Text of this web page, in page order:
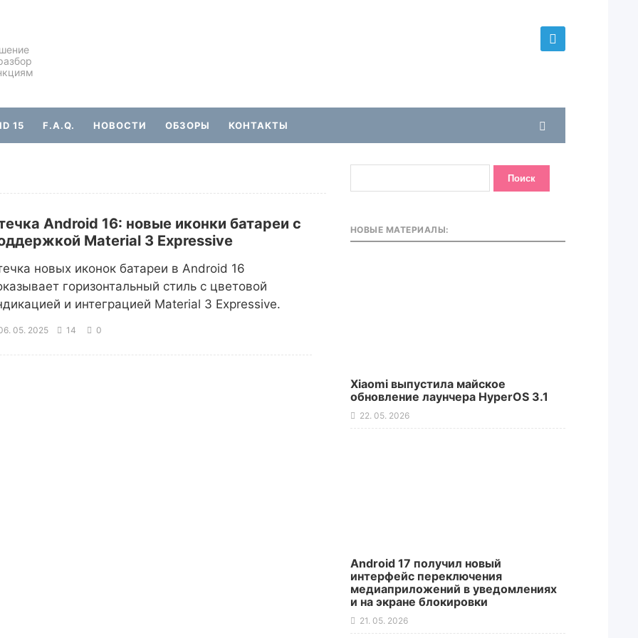
15 F.A.Q. НОВОСТИ ОБЗОРЫ КОНТАКТЫ
Android 16: новые иконки батареи с
Material 3 Expressive
новых иконок батареи в Android 16
горизонтальный стиль с цветовой
и интеграцией Material 3 Expressive.
05. 2025 14 0
НОВЫЕ МАТЕРИАЛЫ:
Xiaomi выпустила майское
обновление лаунчера HyperOS 3.1
22. 05. 2026
Android 17 получил новый
интерфейс переключения
медиаприложений в уведомлениях
и на экране блокировки
21. 05. 2026